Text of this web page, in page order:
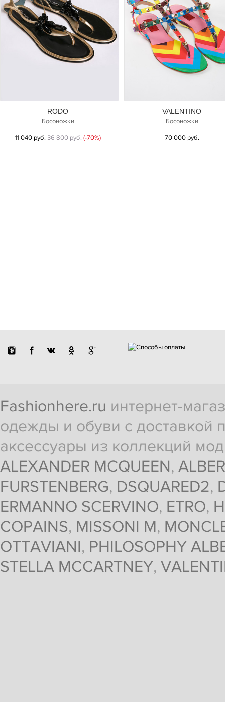
RODO
Босоножки
11 040 руб.36 800 руб. (-70%)
VALENTINO
Босоножки
70 000 руб.
Fashionhere.ru интернет-
одежды и обуви с доставкой
аксессуары из коллекций
ALEXANDER MCQUEEN,
FURSTENBERG, DSQUARED2,
ERMANNO SCERVINO, ETRO,
COPAINS, MISSONI M,
OTTAVIANI, PHILOSOPHY
STELLA MCCARTNEY,